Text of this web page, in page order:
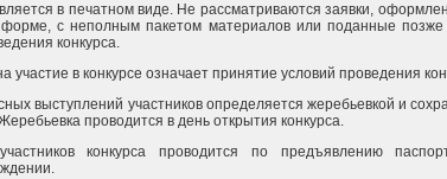
в печатном виде. Не рассматриваются заявки,
форме, с неполным пакетом материалов или поданные
конкурса.
участие в конкурсе означает принятие условий проведения
выступлений участников определяется жеребьевкой и
проводится в день открытия конкурса.
конкурса проводится по предъявлению